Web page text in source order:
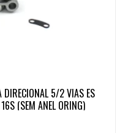
5/2 VIAS ES
(SEM ANEL ORING)